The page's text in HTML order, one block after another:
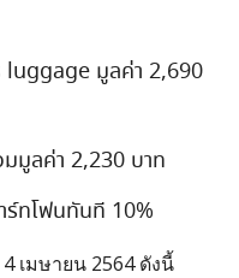
luggage มูลค่า 2,690
มูลค่า 2,230 บาท
ร์ทโฟนทันที 10%
เมษายน 2564 ดังนี้